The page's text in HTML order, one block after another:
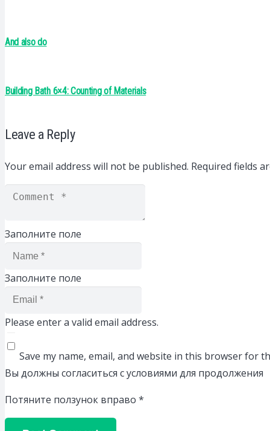
And also do
Building Bath 6×4: Counting of Materials
Leave a Reply
Your email address will not be published. Required fields
Заполните поле
Заполните поле
Please enter a valid email address.
Save my name, email, and website in this browser for
Вы должны согласиться с условиями для продолжения
Потяните ползунок вправо *